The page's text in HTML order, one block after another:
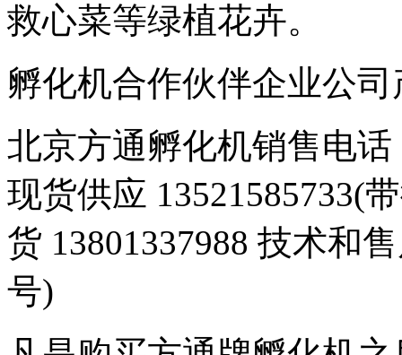
救心菜等绿植花卉。
孵化机合作伙伴企业公
北京方通孵化机销售电话
现货供应 13521585733(
货 13801337988 技术和
号)